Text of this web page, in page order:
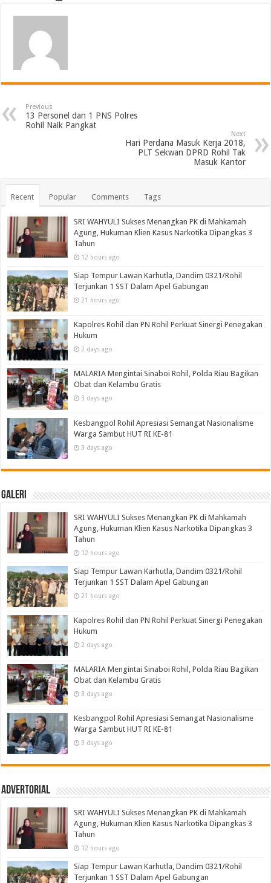
Previous
13 Personel dan 1 PNS Polres
Rohil Naik Pangkat
Next
Hari Perdana Masuk Kerja 2018,
PLT Sekwan DPRD Rohil Tak
Masuk Kantor
Recent Popular Comments Tags
SRI WAHYULI Sukses Menangkan PK di Mahkamah
Agung, Hukuman Klien Kasus Narkotika Dipangkas 3
Tahun
12 hours ago
Siap Tempur Lawan Karhutla, Dandim 0321/Rohil
Terjunkan 1 SST Dalam Apel Gabungan
21 hours ago
Kapolres Rohil dan PN Rohil Perkuat Sinergi Penegakan
Hukum
2 days ago
MALARIA Mengintai Sinaboi Rohil, Polda Riau Bagikan
Obat dan Kelambu Gratis
3 days ago
Kesbangpol Rohil Apresiasi Semangat Nasionalisme
Warga Sambut HUT RI KE-81
3 days ago
Galeri
SRI WAHYULI Sukses Menangkan PK di Mahkamah
Agung, Hukuman Klien Kasus Narkotika Dipangkas 3
Tahun
12 hours ago
Siap Tempur Lawan Karhutla, Dandim 0321/Rohil
Terjunkan 1 SST Dalam Apel Gabungan
21 hours ago
Kapolres Rohil dan PN Rohil Perkuat Sinergi Penegakan
Hukum
2 days ago
MALARIA Mengintai Sinaboi Rohil, Polda Riau Bagikan
Obat dan Kelambu Gratis
3 days ago
Kesbangpol Rohil Apresiasi Semangat Nasionalisme
Warga Sambut HUT RI KE-81
3 days ago
Advertorial
SRI WAHYULI Sukses Menangkan PK di Mahkamah
Agung, Hukuman Klien Kasus Narkotika Dipangkas 3
Tahun
12 hours ago
Siap Tempur Lawan Karhutla, Dandim 0321/Rohil
Terjunkan 1 SST Dalam Apel Gabungan